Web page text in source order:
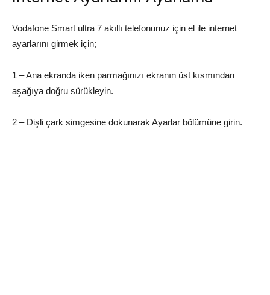
Vodafone Smart ultra 7 akıllı telefonunuz için el ile internet
ayarlarını girmek için;
1 – Ana ekranda iken parmağınızı ekranın üst kısmından
aşağıya doğru sürükleyin.
2 – Dişli çark simgesine dokunarak Ayarlar bölümüne girin.